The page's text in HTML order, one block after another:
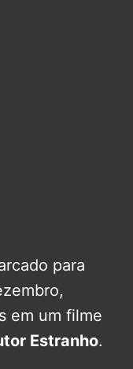
para
em um filme
Estranho.